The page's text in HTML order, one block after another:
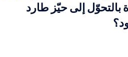
بالتحوّل إلى حيّز طارد